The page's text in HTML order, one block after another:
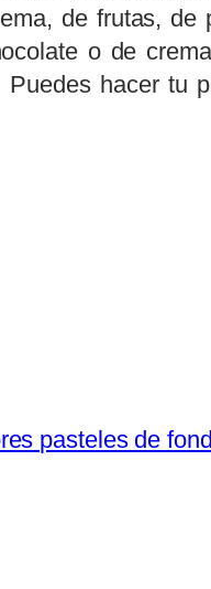
de frutas, de
o de
hacer tu
pasteles de